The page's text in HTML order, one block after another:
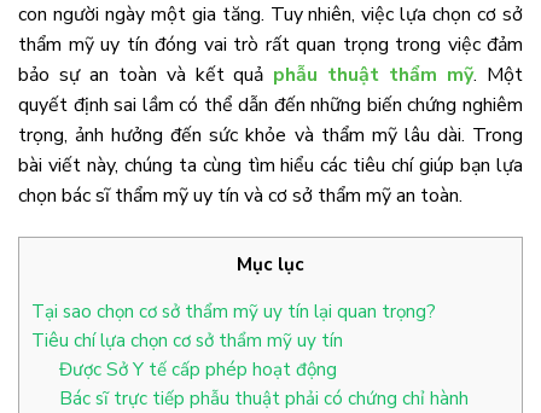
con người ngày một gia tăng. Tuy nhiên, việc lựa chọn cơ sở
thẩm mỹ uy tín đóng vai trò rất quan trọng trong việc đảm
bảo sự an toàn và kết quả phẫu thuật thẩm mỹ. Một
quyết định sai lầm có thể dẫn đến những biến chứng nghiêm
trọng, ảnh hưởng đến sức khỏe và thẩm mỹ lâu dài. Trong
bài viết này, chúng ta cùng tìm hiểu các tiêu chí giúp bạn lựa
chọn bác sĩ thẩm mỹ uy tín và cơ sở thẩm mỹ an toàn.
Mục lục
Tại sao chọn cơ sở thẩm mỹ uy tín lại quan trọng?
Tiêu chí lựa chọn cơ sở thẩm mỹ uy tín
Được Sở Y tế cấp phép hoạt động
Bác sĩ trực tiếp phẫu thuật phải có chứng chỉ hành